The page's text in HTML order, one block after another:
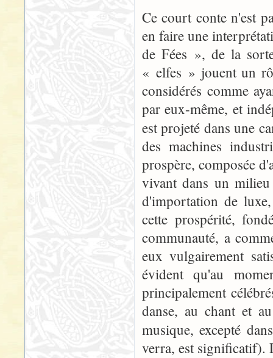
Ce court conte n'est
en faire une
de Fées », de la
« elfes » jouent un
considérés comme
par eux-même, et
est projeté dans une
des machines
prospère, composée
vivant dans un
d'importation de
cette prospérité,
communauté, a
eux vulgairement
évident qu'au
principalement
danse, au chant et
musique, excepté
verra, est significatif).